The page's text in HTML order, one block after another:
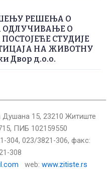
РЕШЕЊА О
ОДЛУЧИВАЊЕ О
СТУДИЈЕ
НА ЖИВОТНУ
Двор д.о.о.
Душана 15, 23210 Житиште
ПИБ 102159550
304, 023/3821-306, факс:
308
web: www.zitiste.rs